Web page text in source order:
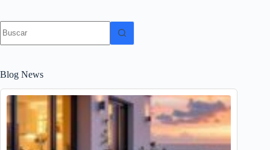
resultados
Blog News